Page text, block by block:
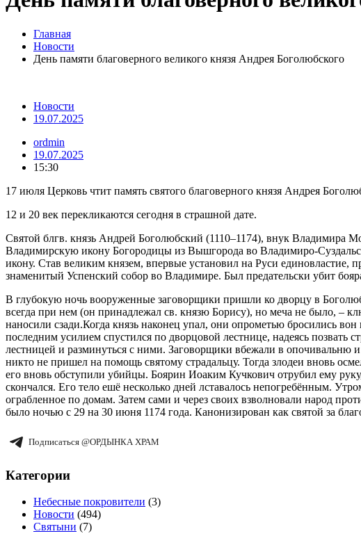
Главная
Новости
День памяти благоверного великого князя Андрея Боголюбского
Новости
19.07.2025
ordmin
19.07.2025
15:30
17 июля Церковь чтит память святого благоверного князя Андрея
12 и 20 век перекликаются сегодня в страшной дате.
Святой блгв. князь Андрей Боголюбский (1110–1174), внук Владимира
Владимирскую икону Богородицы из Вышгорода во Владимиро-
икону. Став великим князем, впервые установил на Руси
знаменитый Успенский собор во Владимире. Был предательски убит
В глубокую ночь вооруженные заговорщики пришли ко дворцу в
всегда при нем (он принадлежал св. князю Борису), но меча не было, –
наносили сзади.Когда князь наконец упал, они опрометью бросились
последним усилием спустился по дворцовой лестнице, надеясь
лестницей и разминуться с ними. Заговорщики вбежали в опочивальню
никто не пришел на помощь святому страдальцу. Тогда злодеи вновь
его вновь обступили убийцы. Боярин Иоаким Кучкович отрубил ему
скончался. Его тело ешё несколько дней лставалось непогребённым.
ограбленное по домам. Затем сами и через своих взволновали народ
было ночью с 29 на 30 июня 1174 года. Канонизирован как святой за
Подписаться @ОРДЫНКА ХРАМ
Категории
Небесные покровители (3)
Новости (494)
Святыни (7)